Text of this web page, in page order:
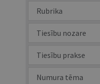
Rubrika
Tiesību nozare
Tiesību prakse
Numura tēma